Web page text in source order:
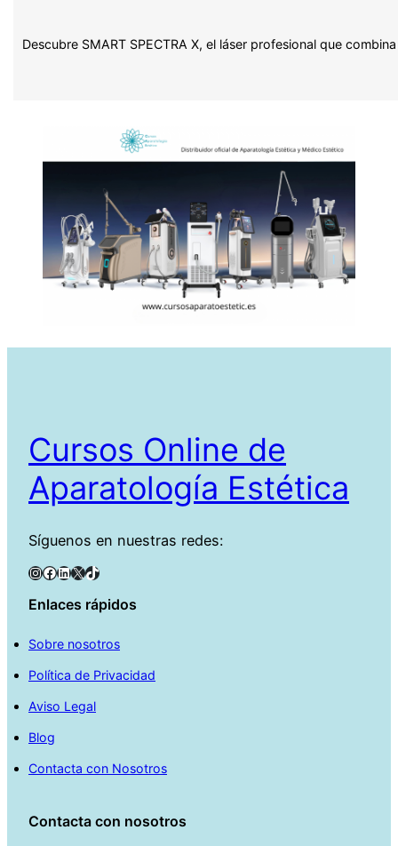
Descubre SMART SPECTRA X, el láser profesional que
Cursos Online de
Aparatología Estética
Síguenos en nuestras redes:
InstagramFacebook LinkedIn X TikTok
Enlaces rápidos
Sobre nosotros
Política de Privacidad
Aviso Legal
Blog
Contacta con Nosotros
Contacta con nosotros